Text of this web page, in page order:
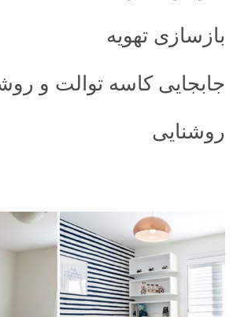
بازسازی تهویه
جابجایی کاسه توالت و
روشنایی